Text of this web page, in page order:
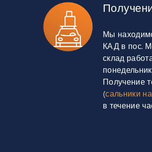
Мы
КАД в пос.
склад
Получение
(сальники
в течение